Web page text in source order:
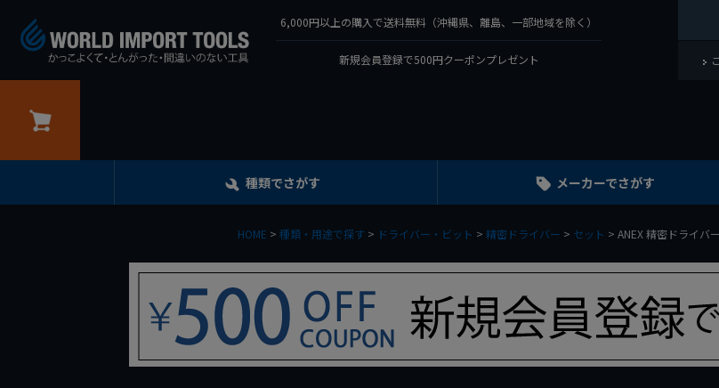
6,000円以上の購入で送料無料（沖縄県、離島、一部地域を除く）
新規会員登録で500円クーポンプレゼント
種類でさがす メーカーでさがす
HOME 種類・用途で探す ドライバー・ビット 精密ドライバー セット ANEX 精密ドライバ